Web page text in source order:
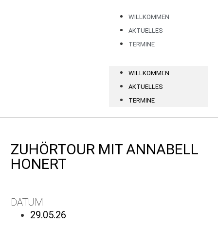
WILLKOMMEN
AKTUELLES
TERMINE
WILLKOMMEN
AKTUELLES
TERMINE
ZUHÖRTOUR MIT ANNABELL
HONERT
DATUM
29.05.26